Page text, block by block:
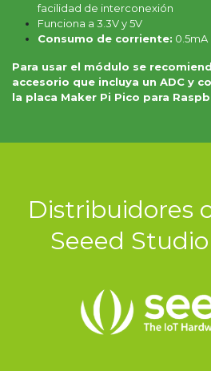
facilidad de interconexión
Funciona a 3.3V y 5V
Consumo de corriente: 0.5mA
Para usar el módulo se
accesorio que incluya un ADC y
la placa Maker Pi Pico para
Distribuidores
Seeed